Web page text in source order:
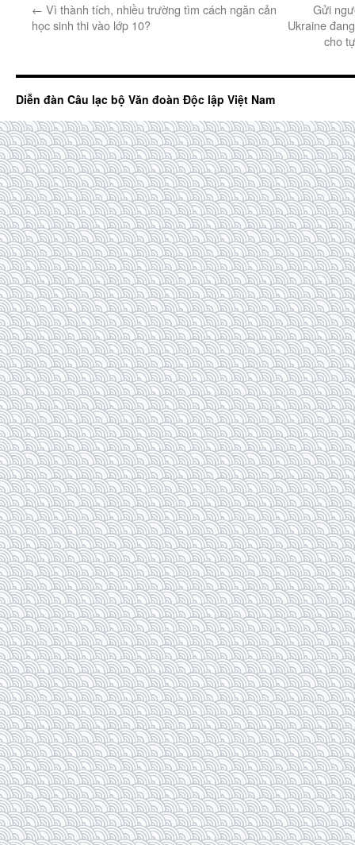
← Vì thành tích, nhiều trường tìm cách ngăn cản
học sinh thi vào lớp 10?
Gửi
Ukraine
cho
Diễn đàn Câu lạc bộ Văn đoàn Độc lập Việt Nam